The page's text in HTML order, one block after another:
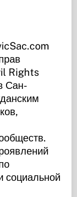
Rights
Сан-
социальной